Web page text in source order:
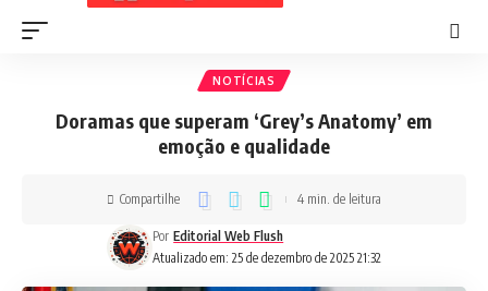
NOTÍCIAS
Doramas que superam ‘Grey’s Anatomy’ em
emoção e qualidade
Atualizado em: 25 de dezembro de 2025 21:32
Por Editorial Web Flush
Compartilhe 4 min. de leitura